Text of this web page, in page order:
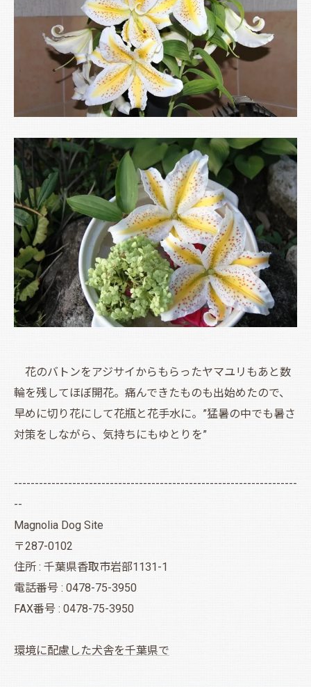
花のバトンをアジサイからもらったヤマユリもあと数
輪を残してほぼ開花。痛んできたものも出始めたので、
早めに切り花にして花瓶と花手水に。”猛暑の中でも暑さ
対策をしながら、気持ちにもゆとりを”
--------------------------------------------------------------------
--
Magnolia Dog Site
〒287-0102
住所 : 千葉県香取市岩部1131-1
電話番号 : 0478-75-3950
FAX番号 : 0478-75-3950
環境に配慮した犬舎を千葉県で